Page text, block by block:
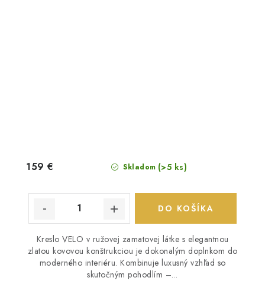
Skladom (>5 ks)
159 €
DO KOŠÍKA
Kreslo VELO v ružovej zamatovej látke s elegantnou
zlatou kovovou konštrukciou je dokonalým doplnkom do
moderného interiéru. Kombinuje luxusný vzhľad so
skutočným pohodlím –...